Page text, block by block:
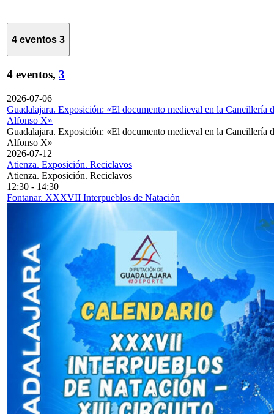
4 eventos 3
4 eventos, 3
2026-07-06
Guadalajara. Exposición: «El documento medieval en la Cancillería
Alfonso X»
Guadalajara. Exposición: «El documento medieval en la Cancillería
Alfonso X»
2026-07-12
Atienza. Exposición. Reciclavos
Atienza. Exposición. Reciclavos
12:30 - 14:30
Fontanar. XXXVII Interpueblos de Natación